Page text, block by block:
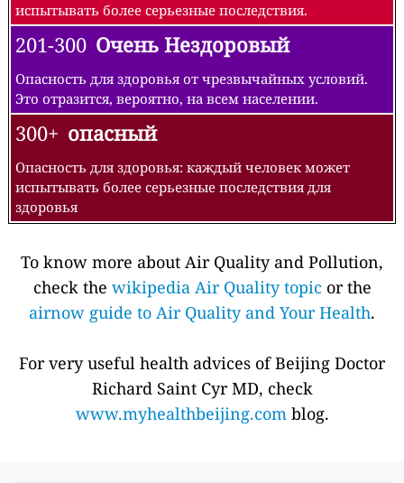
испытывать более серьезные последствия.
201-300 Очень Нездоровый
Опасность для здоровья от чрезвычайных условий.
Это отразится, вероятно, на всем населении.
300+ опасный
Опасность для здоровья: каждый человек может
испытывать более серьезные последствия для
здоровья
To know more about Air Quality and Pollution,
check the wikipedia Air Quality topic or the
airnow guide to Air Quality and Your Health.
For very useful health advices of Beijing Doctor
Richard Saint Cyr MD, check
www.myhealthbeijing.comblog.